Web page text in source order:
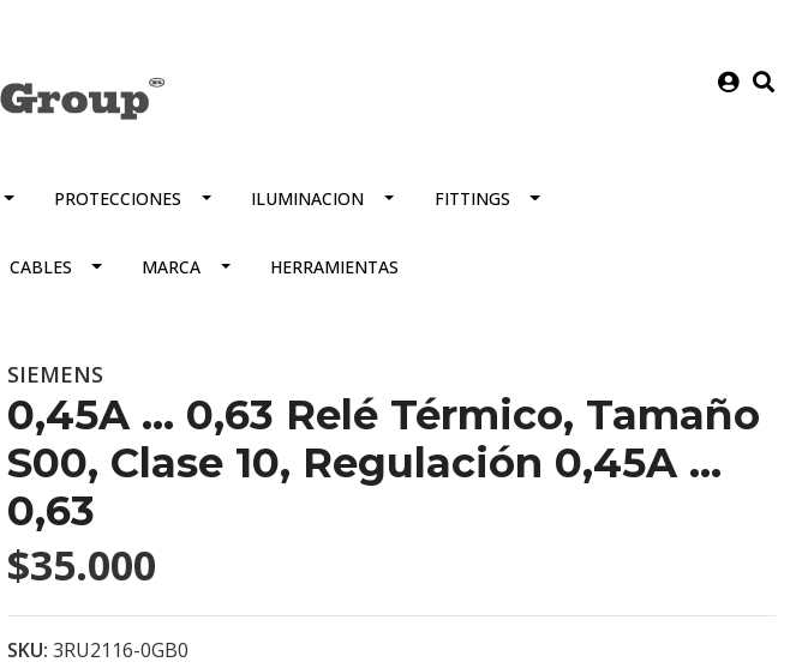
PROTECCIONES ILUMINACION FITTINGS
CABLES MARCA HERRAMIENTAS
SIEMENS
0,45A ... 0,63 Relé Térmico, Tamaño
S00, Clase 10, Regulación 0,45A ...
0,63
$35.000
SKU: 3RU2116-0GB0